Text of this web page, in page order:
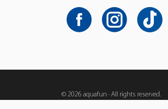
© 2026 aquafun · All rights reserved.